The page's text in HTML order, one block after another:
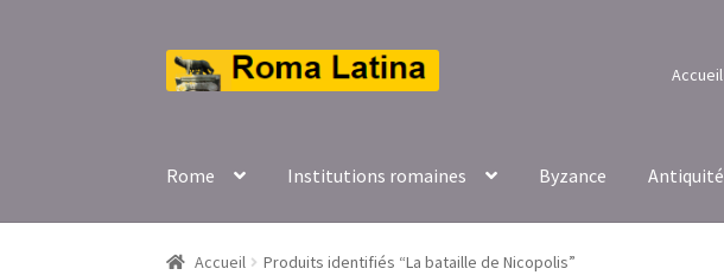
Aller
à
Aller
au
Accueil
Rome Institutions romaines Byzance Antiquité
Accueil Produits identifiés “La bataille de Nicopolis”